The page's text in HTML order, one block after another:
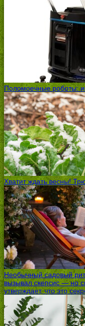
Поломоечные роботы:
Хватит ждать весны!
Необычный садовый
вызывал скепсис — но
утверждает, что это